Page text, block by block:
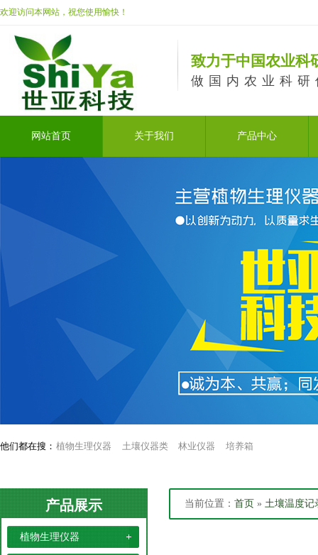
欢迎访问本网站，祝您使用愉快！
致力于中国农业科
做国内农业科
网站首页 关于我们 产品中心
他们都在搜： 植物生理仪器 土壤仪器类 林业仪器 培养箱
产品展示
植物生理仪器
当前位置： 首页 » 土壤温度记